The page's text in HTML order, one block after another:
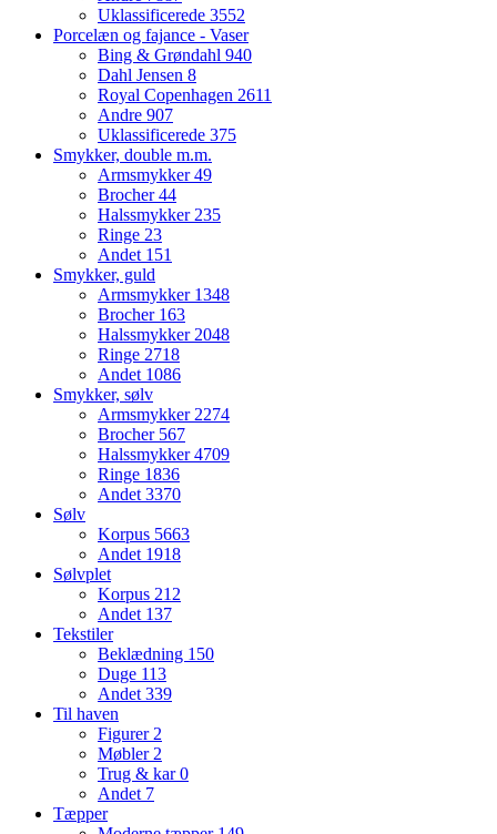
Uklassificerede 3552
Porcelæn og fajance - Vaser
Bing & Grøndahl 940
Dahl Jensen 8
Royal Copenhagen 2611
Andre 907
Uklassificerede 375
Smykker, double m.m.
Armsmykker49
Brocher44
Halssmykker 235
Ringe 23
Andet 151
Smykker, guld
Armsmykker 1348
Brocher 163
Halssmykker 2048
Ringe 2718
Andet 1086
Smykker, sølv
Armsmykker 2274
Brocher 567
Halssmykker4709
Ringe 1836
Andet 3370
Sølv
Korpus 5663
Andet 1918
Sølvplet
Korpus 212
Andet 137
Tekstiler
Beklædning 150
Duge 113
Andet 339
Til haven
Figurer 2
Møbler 2
Trug & kar0
Andet 7
Tæpper